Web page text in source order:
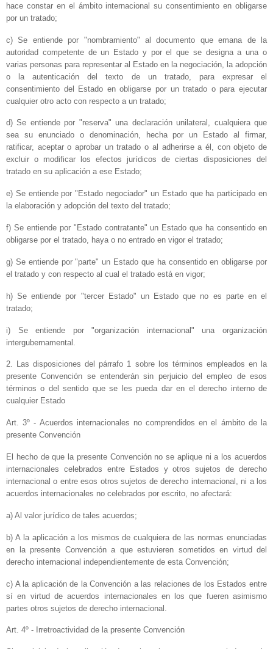
hace constar en el ámbito internacional su consentimiento en obligarse
por un tratado;
c) Se entiende por "nombramiento" al documento que emana de la
autoridad competente de un Estado y por el que se designa a una o
varias personas para representar al Estado en la negociación, la adopción
o la autenticación del texto de un tratado, para expresar el
consentimiento del Estado en obligarse por un tratado o para ejecutar
cualquier otro acto con respecto a un tratado;
d) Se entiende por "reserva" una declaración unilateral, cualquiera que
sea su enunciado o denominación, hecha por un Estado al firmar,
ratificar, aceptar o aprobar un tratado o al adherirse a él, con objeto de
excluir o modificar los efectos jurídicos de ciertas disposiciones del
tratado en su aplicación a ese Estado;
e) Se entiende por "Estado negociador" un Estado que ha participado en
la elaboración y adopción del texto del tratado;
f) Se entiende por "Estado contratante" un Estado que ha consentido en
obligarse por el tratado, haya o no entrado en vigor el tratado;
g) Se entiende por "parte" un Estado que ha consentido en obligarse por
el tratado y con respecto al cual el tratado está en vigor;
h) Se entiende por "tercer Estado" un Estado que no es parte en el
tratado;
i) Se entiende por "organización internacional" una organización
intergubernamental.
2. Las disposiciones del párrafo 1 sobre los términos empleados en la
presente Convención se entenderán sin perjuicio del empleo de esos
términos o del sentido que se les pueda dar en el derecho interno de
cualquier Estado
Art. 3º - Acuerdos internacionales no comprendidos en el ámbito de la
presente Convención
El hecho de que la presente Convención no se aplique ni a los acuerdos
internacionales celebrados entre Estados y otros sujetos de derecho
internacional o entre esos otros sujetos de derecho internacional, ni a los
acuerdos internacionales no celebrados por escrito, no afectará:
a) Al valor jurídico de tales acuerdos;
b) A la aplicación a los mismos de cualquiera de las normas enunciadas
en la presente Convención a que estuvieren sometidos en virtud del
derecho internacional independientemente de esta Convención;
c) A la aplicación de la Convención a las relaciones de los Estados entre
sí en virtud de acuerdos internacionales en los que fueren asimismo
partes otros sujetos de derecho internacional.
Art. 4º - Irretroactividad de la presente Convención